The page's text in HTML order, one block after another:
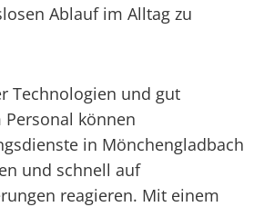
Ablauf im Alltag zu
Technologien und gut
können
in Mönchengladbach
und schnell auf
reagieren. Mit einem